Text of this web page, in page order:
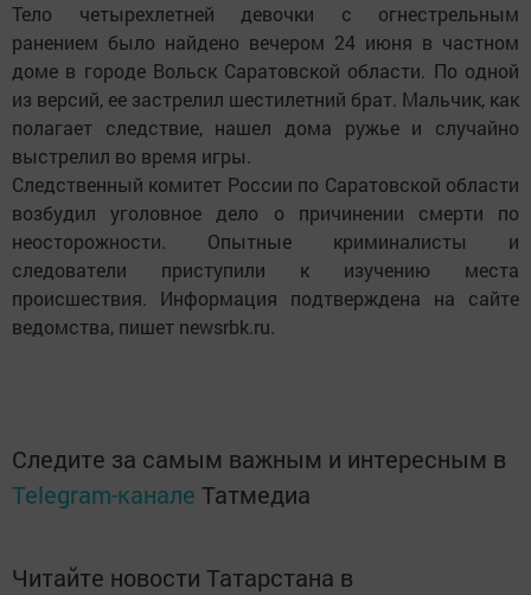
Тело четырехлетней девочки с огнестрельным
ранением было найдено вечером 24 июня в частном
доме в городе Вольск Саратовской области. По одной
из версий, ее застрелил шестилетний брат. Мальчик, как
полагает следствие, нашел дома ружье и случайно
выстрелил во время игры.
Следственный комитет России по Саратовской области
возбудил уголовное дело о причинении смерти по
неосторожности. Опытные криминалисты и
следователи приступили к изучению места
происшествия. Информация подтверждена на сайте
ведомства, пишет newsrbk.ru.
Следите за самым важным и интересным в
Telegram-канале Татмедиа
Читайте новости Татарстана в